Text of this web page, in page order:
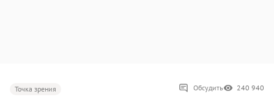
Точка зрения Обсудить 240 940